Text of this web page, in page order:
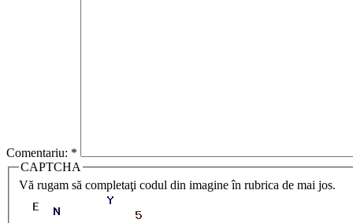
Comentariu: *
CAPTCHA
Vă rugam să completaţi codul din imagine în rubrica de mai jos.